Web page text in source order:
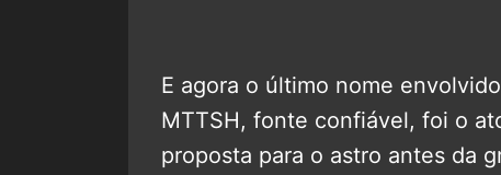
E agora o último nome
MTTSH, fonte confiável, foi o
proposta para o astro antes da